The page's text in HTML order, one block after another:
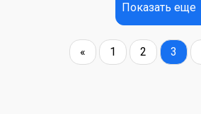
Показать еще
« 1 2 3